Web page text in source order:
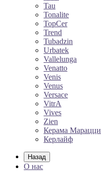
Tau
Tonalite
TopCer
Trend
Tubadzin
Urbatek
Vallelunga
Venatto
Venis
Venus
Versace
VitrA
Vives
Zien
Керама Марацци
Керлайф
Назад
О нас